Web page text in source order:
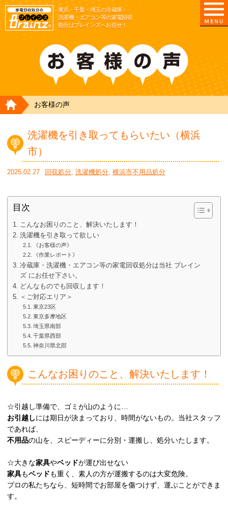
東京/埼玉/千葉/神奈川の 冷蔵庫・洗濯機・エアコン
東京・千葉・埼玉の冷蔵庫・
洗濯機・エアコン等の家電回収
処分はブレインズへお任せ！
HOME
お客様の声
洗濯機を引き取ってもらいたい（横浜
市）
2025.02.27 回収処分, 洗濯機処分, 横浜市不用品処分
目次
こんなお困りのこと、解決いたします！
洗濯機を引き取って欲しい
《お客様の声》
《作業レポート》
冷蔵庫・洗濯機・エアコン等の家電回収処分は当社 ブレイン
ズ にお任せ下さい。
どんなものでも回収します！
＜ご対応エリア＞
東京23区
東京多摩地区
埼玉県南部
千葉県西部
神奈川県北部
こんなお困りのこと、解決いたします！
☆引越し準備で、ゴミが山のように…
お引越しには期日が決まっており、時間がないもの。当社スタッフ
であれば、
不用品の山を、スピーディーに分別・運搬し、処分いたします。
☆大きな家具やベッドが運び出せない
家具もベッドも重く、素人の方が運搬するのは大変危険。
プロの私たちなら、短時間でお部屋を傷つけず、運ぶことができま
す。